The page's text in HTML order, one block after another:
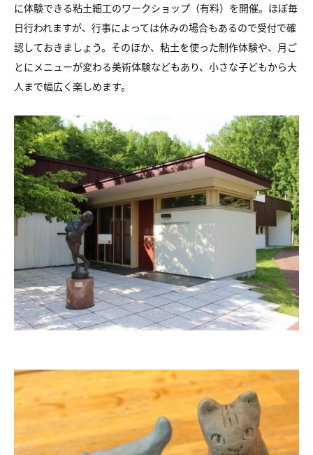
に体験できる粘土細工のワークショップ（有料）を開催。ほぼ毎
日行われますが、行事によっては休みの場合もあるので受付で確
認しておきましょう。そのほか、粘土を使った制作体験や、月ご
とにメニューが変わる美術体験などもあり、小さな子どもから大
人まで幅広く楽しめます。